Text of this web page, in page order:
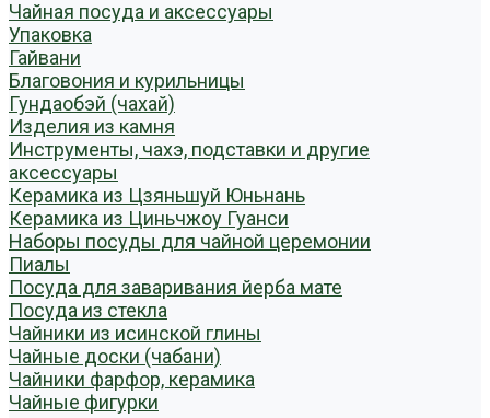
Чайная посуда и аксессуары
Упаковка
Гайвани
Благовония и курильницы
Гундаобэй (чахай)
Изделия из камня
Инструменты, чахэ, подставки и другие
аксессуары
Керамика из Цзяньшуй Юньнань
Керамика из Циньчжоу Гуанси
Наборы посуды для чайной церемонии
Пиалы
Посуда для заваривания йерба мате
Посуда из стекла
Чайники из исинской глины
Чайные доски (чабани)
Чайники фарфор, керамика
Чайные фигурки